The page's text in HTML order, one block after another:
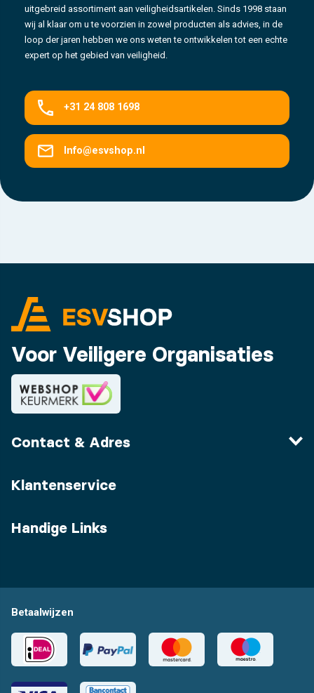
uitgebreid assortiment aan veiligheidsartikelen. Sinds 1998 staan
wij al klaar om u te voorzien in zowel producten als advies, in de
loop der jaren hebben we ons weten te ontwikkelen tot een echte
expert op het gebied van veiligheid.
+31 24 808 1698
Info@esvshop.nl
Voor Veiligere Organisaties
Contact & Adres
Klantenservice
Handige Links
Betaalwijzen